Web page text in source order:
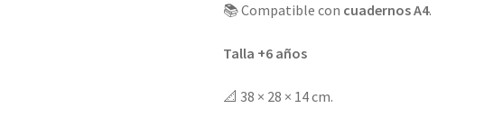
📚 Compatible con cuadernos A4.
Talla +6 años
📐 38 × 28 × 14 cm.